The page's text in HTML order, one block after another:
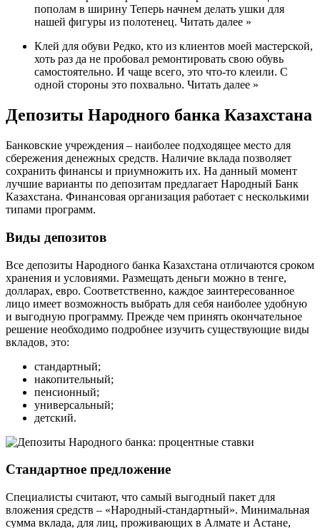
пополам в ширину Теперь начнем делать ушки для
нашей фигуры из полотенец. Читать далее »
Клей для обуви Редко, кто из клиентов моей мастерской,
хоть раз да не пробовал ремонтировать свою обувь
самостоятельно. И чаще всего, это что-то клеили. С
одной стороны это похвально. Читать далее »
Депозиты Народного банка Казахстана
Банковские учреждения – наиболее подходящее место для
сбережения денежных средств. Наличие вклада позволяет
сохранить финансы и приумножить их. На данный момент
лучшие варианты по депозитам предлагает Народный Банк
Казахстана. Финансовая организация работает с несколькими
типами программ.
Виды депозитов
Все депозиты Народного банка Казахстана отличаются сроком
хранения и условиями. Размещать деньги можно в тенге,
долларах, евро. Соответственно, каждое заинтересованное
лицо имеет возможность выбрать для себя наиболее удобную
и выгодную программу. Прежде чем принять окончательное
решение необходимо подробнее изучить существующие виды
вкладов, это:
стандартный;
накопительный;
пенсионный;
универсальный;
детский.
Стандартное предложение
Специалисты считают, что самый выгодный пакет для
вложения средств – «Народный-стандартный». Минимальная
сумма вклада, для лиц, проживающих в Алмате и Астане,